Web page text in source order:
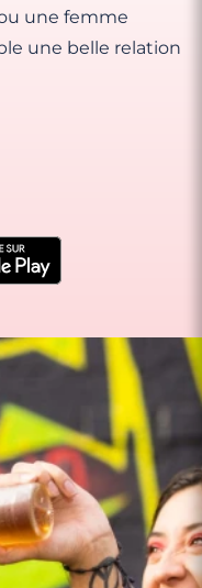
une femme
une belle relation